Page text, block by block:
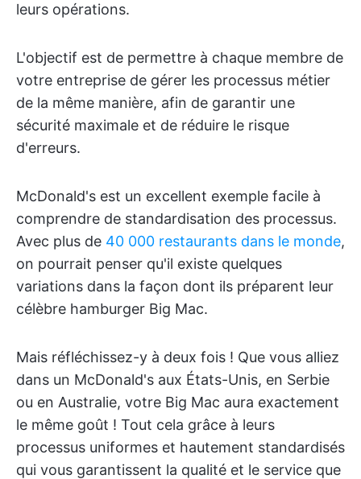
leurs opérations.
L'objectif est de permettre à chaque membre de
votre entreprise de gérer les processus métier
de la même manière, afin de garantir une
sécurité maximale et de réduire le risque
d'erreurs.
McDonald's est un excellent exemple facile à
comprendre de standardisation des processus.
Avec plus de 40 000 restaurants dans le monde,
on pourrait penser qu'il existe quelques
variations dans la façon dont ils préparent leur
célèbre hamburger Big Mac.
Mais réfléchissez-y à deux fois ! Que vous alliez
dans un McDonald's aux États-Unis, en Serbie
ou en Australie, votre Big Mac aura exactement
le même goût ! Tout cela grâce à leurs
processus uniformes et hautement standardisés
qui vous garantissent la qualité et le service que